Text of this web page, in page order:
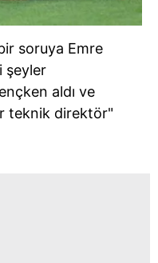
soruya Emre
şeyler
aldı ve
teknik direktör"